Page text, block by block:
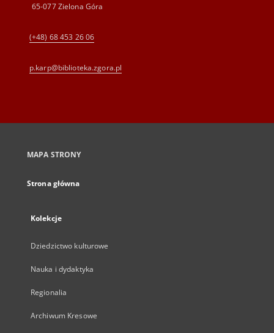
65-077 Zielona Góra
(+48) 68 453 26 06
p.karp@biblioteka.zgora.pl
MAPA STRONY
Strona główna
Kolekcje
Dziedzictwo kulturowe
Nauka i dydaktyka
Regionalia
Archiwum Kresowe